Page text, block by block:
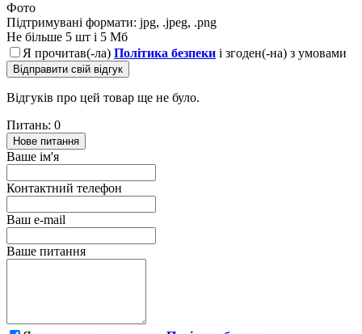
Фото
Підтримувані формати: jpg, .jpeg, .png
Не більше 5 шт і 5 Мб
Я прочитав(-ла) Політика безпеки і згоден(-на) з умовами
Відправити свій відгук
Відгуків про цей товар ще не було.
Питань: 0
Нове питання
Ваше ім'я
Контактний телефон
Ваш e-mail
Ваше питання